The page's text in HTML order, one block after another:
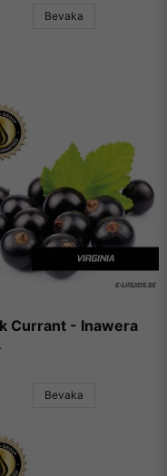
Bevaka
Currant - Inawera
Bevaka
både till matlagning,
för att det smakar
med alla som ger
eftersom de
arom och essens, och
som du kan
en hel uppsjö av
till att låta användare
dock att inte länka
vill rekommendera
har kunnat testa.